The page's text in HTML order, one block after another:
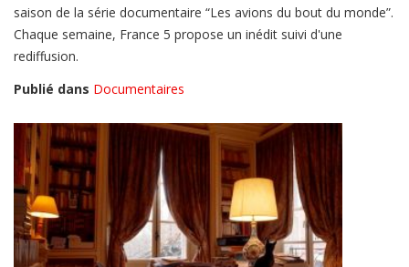
saison de la série documentaire “Les avions du bout du monde”.
Chaque semaine, France 5 propose un inédit suivi d'une
rediffusion.
Publié dans Documentaires